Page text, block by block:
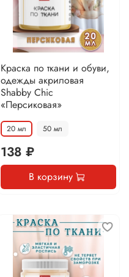
Краска по ткани и обуви,
одежды акриловая
Shabby Chic
«Персиковая»
20 мл 50 мл
138 ₽
В корзину